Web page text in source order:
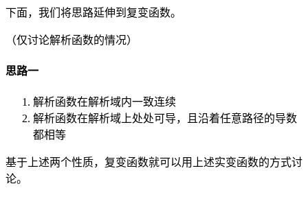
下面，我们将思路延伸到复变函数。
（仅讨论解析函数的情况）
思路一
解析函数在解析域内一致连续
解析函数在解析域上处处可导，且沿着任意路径的导数
都相等
基于上述两个性质，复变函数就可以用上述实变函数的方式讨
论。